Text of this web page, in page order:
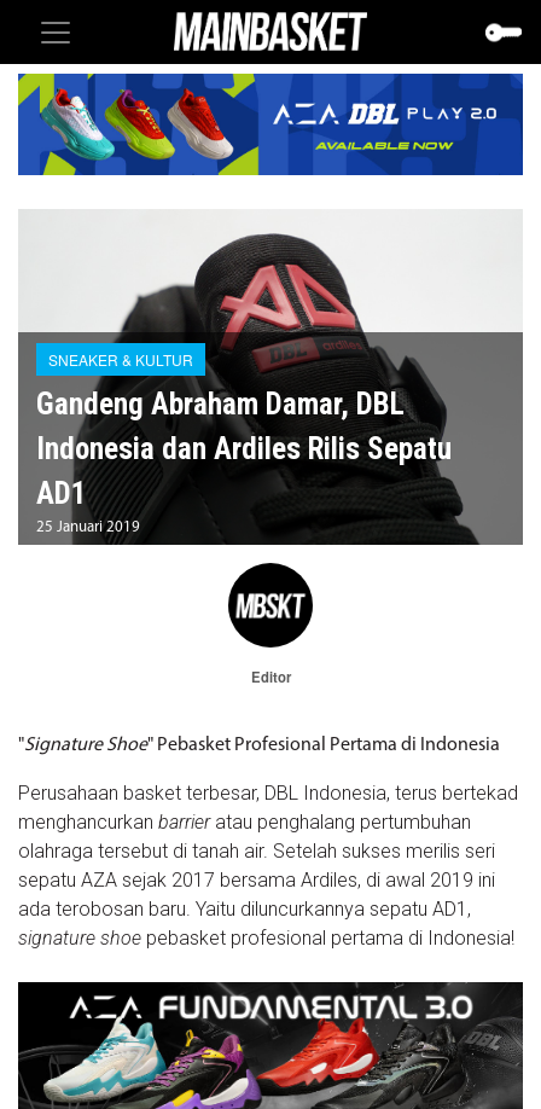
SNEAKER & KULTUR
Gandeng Abraham Damar, DBL
Indonesia dan Ardiles Rilis Sepatu
AD1
25 Januari 2019
Editor
"Signature Shoe" Pebasket Profesional Pertama di Indonesia
Perusahaan basket terbesar, DBL Indonesia, terus bertekad
menghancurkan barrieratau penghalang pertumbuhan
olahraga tersebut di tanah air. Setelah sukses merilis seri
sepatu AZA sejak 2017 bersama Ardiles, di awal 2019 ini
ada terobosan baru. Yaitu diluncurkannya sepatu AD1,
signature shoe pebasket profesional pertama di Indonesia!